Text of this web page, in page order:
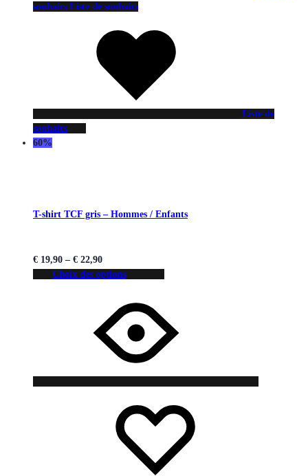
souhaits Liste de souhaits
Liste de
souhaits
60%
T-shirt TCF gris – Hommes / Enfants
€ 19,90 – € 22,90
Choix des options